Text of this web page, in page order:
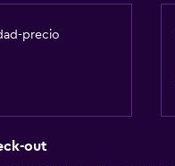
precio
out